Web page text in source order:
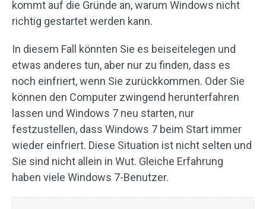
kommt auf die Gründe an, warum Windows nicht
richtig gestartet werden kann.
In diesem Fall könnten Sie es beiseitelegen und
etwas anderes tun, aber nur zu finden, dass es
noch einfriert, wenn Sie zurückkommen. Oder Sie
können den Computer zwingend herunterfahren
lassen und Windows 7 neu starten, nur
festzustellen, dass Windows 7 beim Start immer
wieder einfriert. Diese Situation ist nicht selten und
Sie sind nicht allein in Wut. Gleiche Erfahrung
haben viele Windows 7-Benutzer.